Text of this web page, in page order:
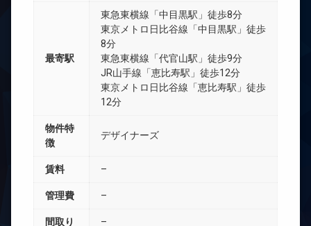
最寄駅
東急東横線「中目黒駅」徒歩8分
東京メトロ日比谷線「中目黒駅」徒歩
8分
東急東横線「代官山駅」徒歩9分
JR山手線「恵比寿駅」徒歩12分
東京メトロ日比谷線「恵比寿駅」徒歩
12分
物件特
徴
デザイナーズ
賃料 –
管理費 –
間取り –